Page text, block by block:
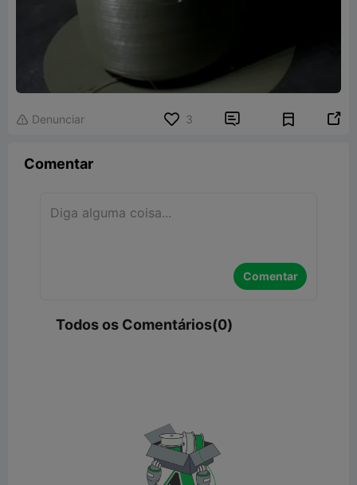
 Denunciar 3  
Comentar
Comentar
Todos os Comentários(0)